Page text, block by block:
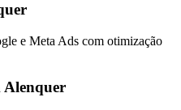
e Meta Ads com otimização
Alenquer